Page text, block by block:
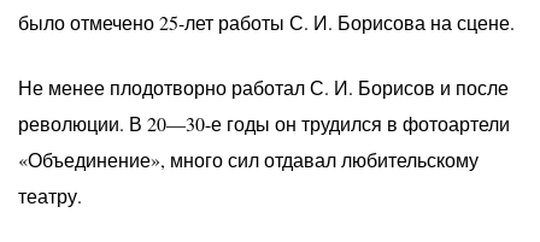
было отмечено 25-лет работы С. И. Борисова на сцене.
Не менее плодотворно работал С. И. Борисов и после
революции. В 20—30-е годы он трудился в фотоартели
«Объединение», много сил отдавал любительскому
театру.